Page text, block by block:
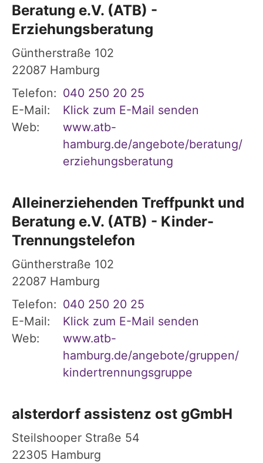
Beratung e.V. (ATB) -
Erziehungsberatung
Güntherstraße 102
22087 Hamburg
Telefon: 040 250 20 25
E-Mail:
Klick zum E-Mail senden
Web:
www.atb-
hamburg.de/angebote/beratung/
erziehungsberatung
Alleinerziehenden Treffpunkt und
Beratung e.V. (ATB) - Kinder-
Trennungstelefon
Güntherstraße 102
22087 Hamburg
Telefon: 040 250 20 25
E-Mail:
Klick zum E-Mail senden
Web:
www.atb-
hamburg.de/angebote/gruppen/
kindertrennungsgruppe
alsterdorf assistenz ost gGmbH
Steilshooper Straße 54
22305 Hamburg